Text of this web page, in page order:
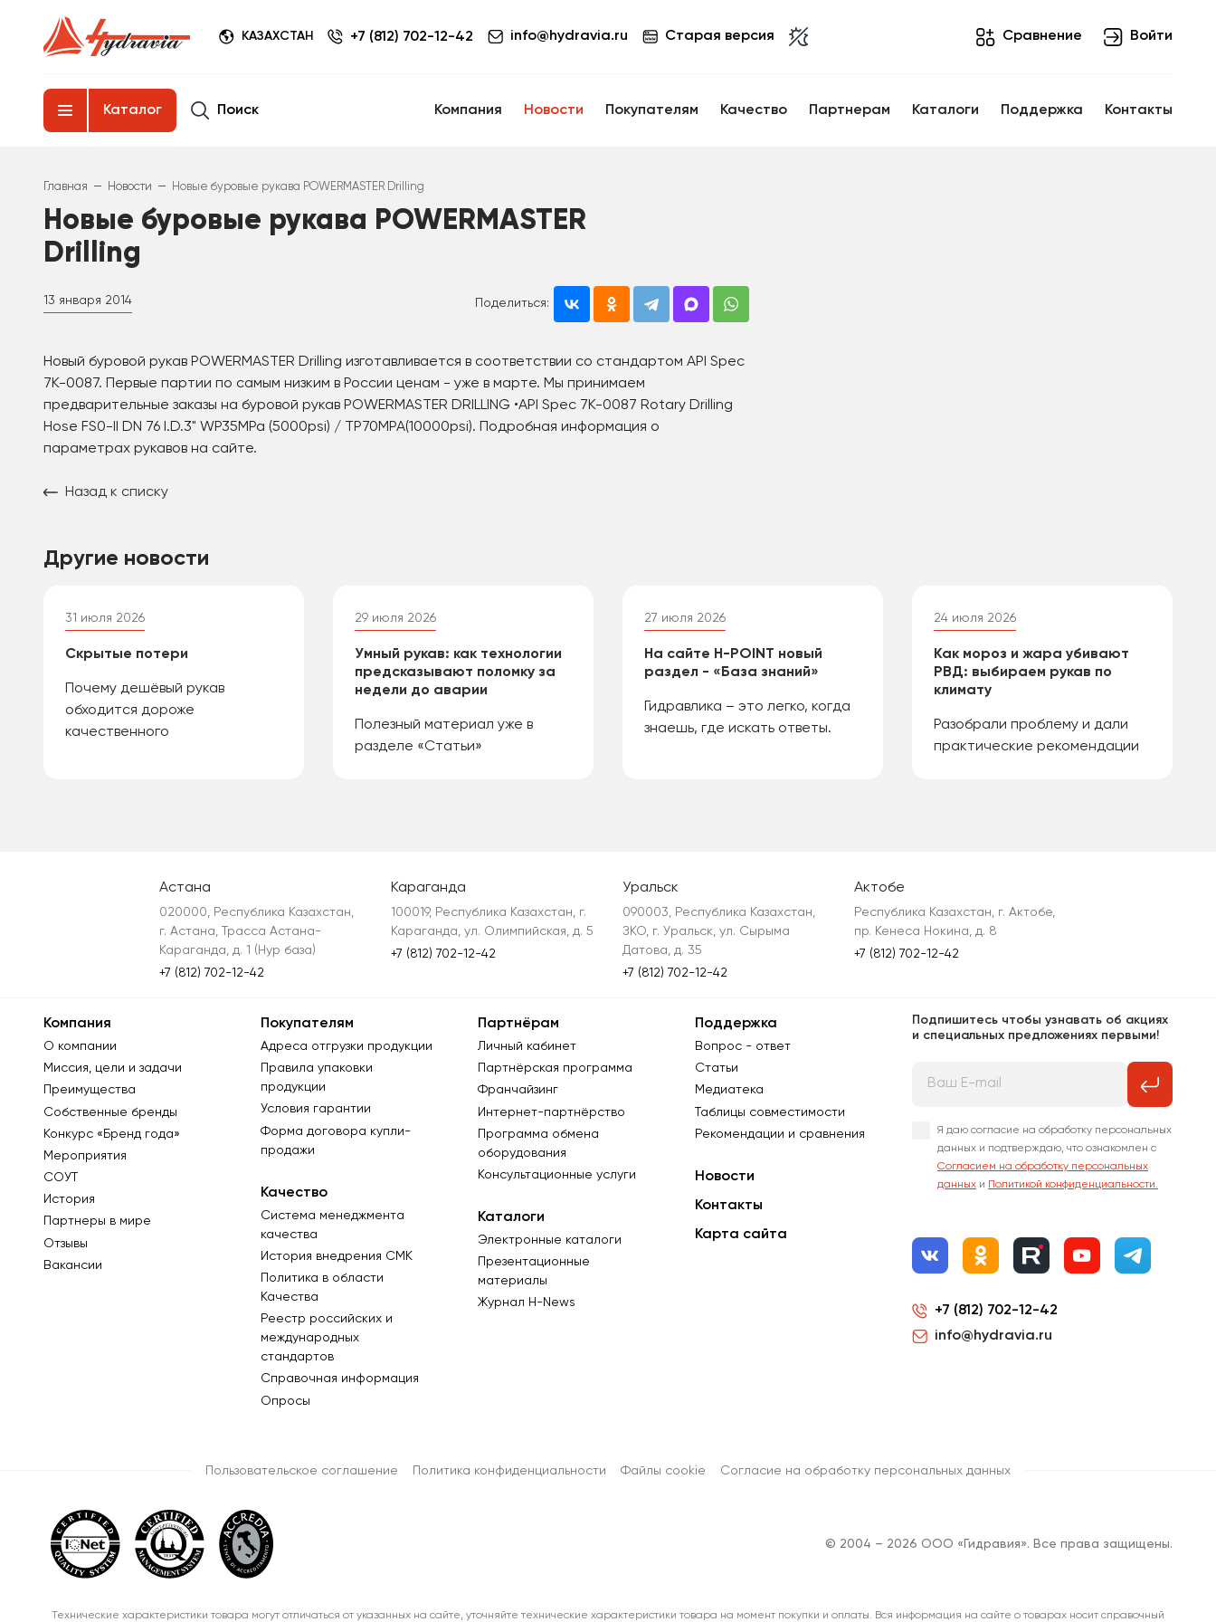
КАЗАХСТАН +7 (812) 702-12-42 info@hydravia.ru Старая версия Cравнение Войти
Каталог Поиск Компания Новости Покупателям Качество Партнерам Каталоги Поддержка Контакты
Главная – Новости – Новые буровые рукава POWERMASTER Drilling
Новые буровые рукава POWERMASTER
Drilling
13 января 2014 Поделиться:
Новый буровой рукав POWERMASTER Drilling изготавливается в соответствии со стандартом API Spec
7K-0087. Первые партии по самым низким в России ценам - уже в марте. Мы принимаем
предварительные заказы на буровой рукав POWERMASTER DRILLING •API Spec 7K-0087 Rotary Drilling
Hose FS0-II DN 76 I.D.3" WP35MPa (5000psi) / TP70MPA(10000psi). Подробная информация о
параметрах рукавов на сайте.
Назад к списку
Другие новости
31 июля 2026
Скрытые потери
Почему дешёвый рукав
обходится дороже
качественного
29 июля 2026
Умный рукав: как технологии
предсказывают поломку за
недели до аварии
Полезный материал уже в
разделе «Статьи»
27 июля 2026
На сайте H-POINT новый
раздел - «База знаний»
Гидравлика – это легко, когда
знаешь, где искать ответы.
24 июля 2026
Как мороз и жара убивают
РВД: выбираем рукав по
климату
Разобрали проблему и дали
практические рекомендации
Астана
020000, Республика Казахстан,
г. Астана, Трасса Астана-
Караганда, д. 1 (Нур база)
+7 (812) 702-12-42
Караганда
100019, Республика Казахстан, г.
Караганда, ул. Олимпийская, д. 5
+7 (812) 702-12-42
Уральск
090003, Республика Казахстан,
ЗКО, г. Уральск, ул. Сырыма
Датова, д. 35
+7 (812) 702-12-42
Актобе
Республика Казахстан, г. Актобе,
пр. Кенеса Нокина, д. 8
+7 (812) 702-12-42
Компания
О компании
Миссия, цели и задачи
Преимущества
Собственные бренды
Конкурс «Бренд года»
Мероприятия
СОУТ
История
Партнеры в мире
Отзывы
Вакансии
Покупателям
Адреса отгрузки продукции
Правила упаковки
продукции
Условия гарантии
Форма договора купли-
продажи
Качество
Система менеджмента
качества
История внедрения СМК
Политика в области
Качества
Реестр российских и
международных
стандартов
Справочная информация
Опросы
Партнёрам
Личный кабинет
Партнёрская программа
Франчайзинг
Интернет-партнёрство
Программа обмена
оборудования
Консультационные услуги
Каталоги
Электронные каталоги
Презентационные
материалы
Журнал Н-News
Поддержка
Вопрос - ответ
Статьи
Медиатека
Таблицы совместимости
Рекомендации и сравнения
Новости
Контакты
Карта сайта
Подпишитесь чтобы узнавать об акциях
и специальных предложениях первыми!
Я даю согласие на обработку персональных
данных и подтверждаю, что ознакомлен с
Согласием на обработку персональных
данных и Политикой конфиденциальности.
+7 (812) 702-12-42
info@hydravia.ru
Пользовательское соглашение Политика конфиденциальности Файлы cookie Согласиe на обработку персональных данных
© 2004 – 2026 ООО «Гидравия». Все права защищены.
Технические характеристики товара могут отличаться от указанных на сайте, уточняйте технические характеристики товара на момент покупки и оплаты. Вся информация на сайте о товарах носит справочный